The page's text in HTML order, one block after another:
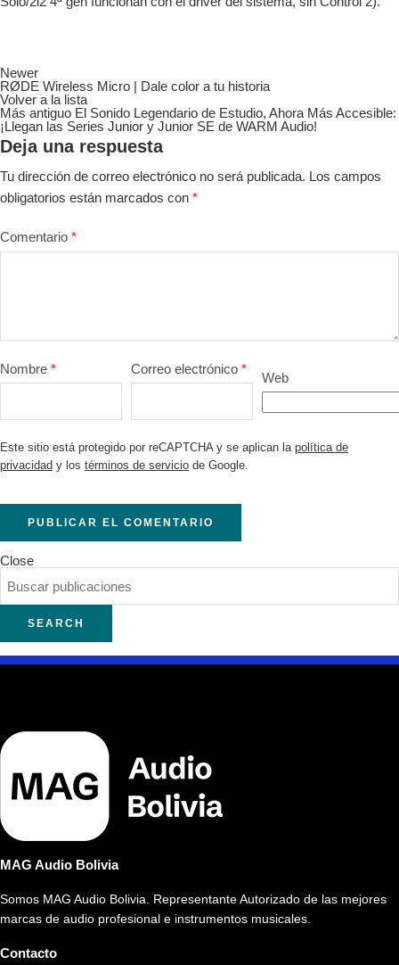
Newer
RØDE Wireless Micro | Dale color a tu historia
Volver a la lista
Más antiguo El Sonido Legendario de Estudio, Ahora Más Accesible:
¡Llegan las Series Junior y Junior SE de WARM Audio!
Deja una respuesta
Tu dirección de correo electrónico no será publicada. Los campos
obligatorios están marcados con *
Comentario *
Nombre * Correo electrónico *
Web
Este sitio está protegido por reCAPTCHA y se aplican la política de
privacidad y los términos de servicio de Google.
Close
SEARCH
MAG Audio Bolivia
Somos MAG Audio Bolivia. Representante Autorizado de las mejores
marcas de audio profesional e instrumentos musicales.
Contacto